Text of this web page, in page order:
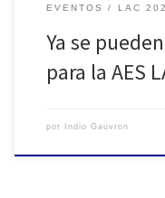
EVENTOS LAC
Ya se
para la AES
por Indio Gauvron